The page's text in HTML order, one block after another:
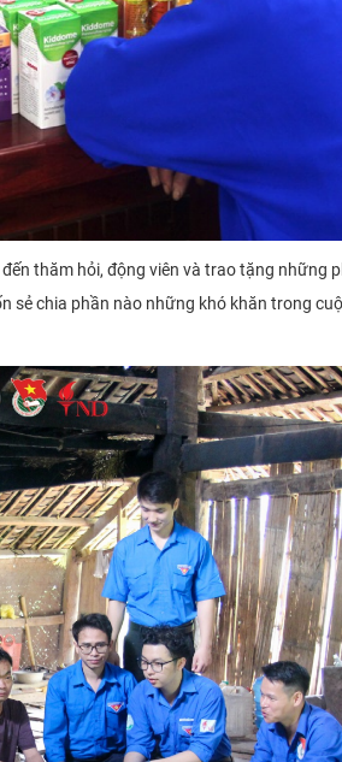
thăm hỏi, động viên và trao tặng những
sẻ chia phần nào những khó khăn trong